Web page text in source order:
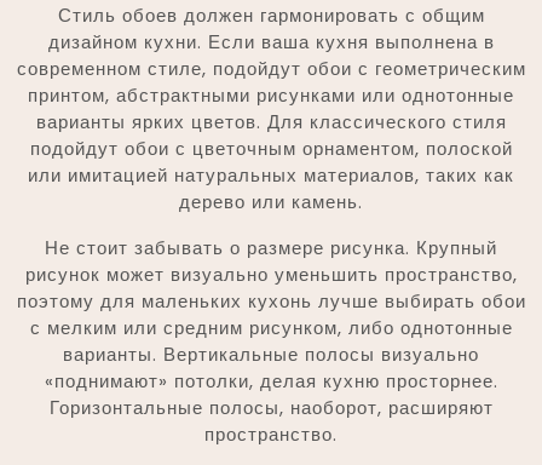
Стиль обоев должен гармонировать с общим
дизайном кухни. Если ваша кухня выполнена в
современном стиле, подойдут обои с геометрическим
принтом, абстрактными рисунками или однотонные
варианты ярких цветов. Для классического стиля
подойдут обои с цветочным орнаментом, полоской
или имитацией натуральных материалов, таких как
дерево или камень.
Не стоит забывать о размере рисунка. Крупный
рисунок может визуально уменьшить пространство,
поэтому для маленьких кухонь лучше выбирать обои
с мелким или средним рисунком, либо однотонные
варианты. Вертикальные полосы визуально
«поднимают» потолки, делая кухню просторнее.
Горизонтальные полосы, наоборот, расширяют
пространство.